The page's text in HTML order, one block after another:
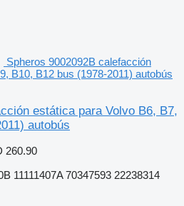
Spheros 9002092B calefacción
B10, B12 bus (1978-2011) autobús
estática para Volvo B6, B7,
autobús
260.90
11111407A 70347593 22238314